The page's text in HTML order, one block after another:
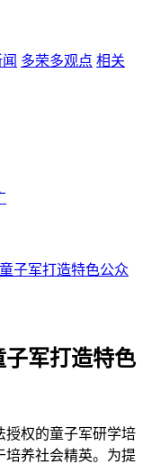
多荣多观点 相关
子军打造特色公众
军打造特色
授权的童子军研学培
培养社会精英。为提